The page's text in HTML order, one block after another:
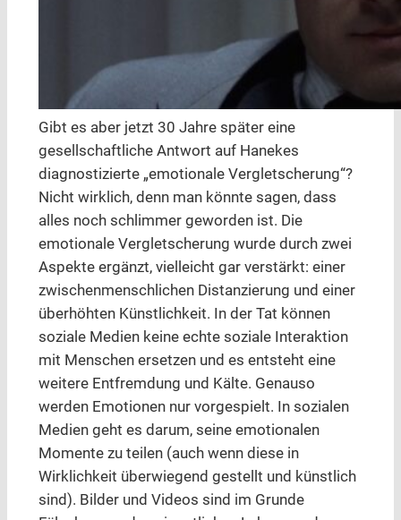
Gibt es aber jetzt 30 Jahre später eine
gesellschaftliche Antwort auf Hanekes
diagnostizierte „emotionale Vergletscherung“?
Nicht wirklich, denn man könnte sagen, dass
alles noch schlimmer geworden ist. Die
emotionale Vergletscherung wurde durch zwei
Aspekte ergänzt, vielleicht gar verstärkt: einer
zwischenmenschlichen Distanzierung und einer
überhöhten Künstlichkeit. In der Tat können
soziale Medien keine echte soziale Interaktion
mit Menschen ersetzen und es entsteht eine
weitere Entfremdung und Kälte. Genauso
werden Emotionen nur vorgespielt. In sozialen
Medien geht es darum, seine emotionalen
Momente zu teilen (auch wenn diese in
Wirklichkeit überwiegend gestellt und künstlich
sind). Bilder und Videos sind im Grunde